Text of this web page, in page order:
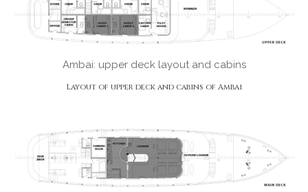
Ambai: upper deck layout and cabins
Layout of upper deck and cabins of Ambai